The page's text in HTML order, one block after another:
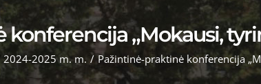
„Mokausi,
2024-2025 m. m. / Pažintinė-praktinė konferencija